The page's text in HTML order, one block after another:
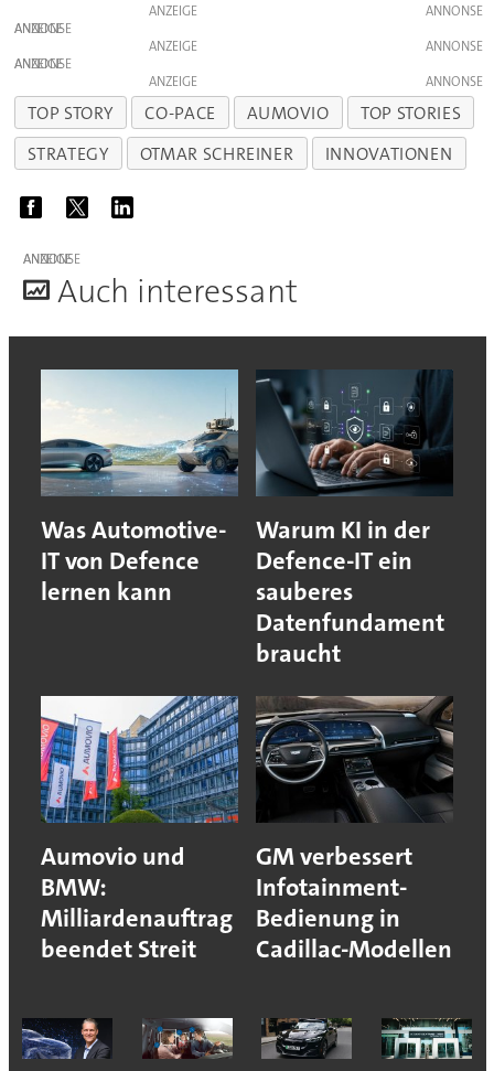
ANZEIGE
ANZEIGE
ANZEIGE
ANZEIGE
ANZEIGE
TOP STORY CO-PACE AUMOVIO
TOP STORIES
STRATEGY
OTMAR SCHREINER INNOVATIONEN
ANZEIGE
Auch interessant
Was Automotive-
IT von Defence
lernen kann
Warum KI in der
Defence-IT ein
sauberes
Datenfundament
braucht
Aumovio und
BMW:
Milliardenauftrag
beendet Streit
GM verbessert
Infotainment-
Bedienung in
Cadillac-Modellen